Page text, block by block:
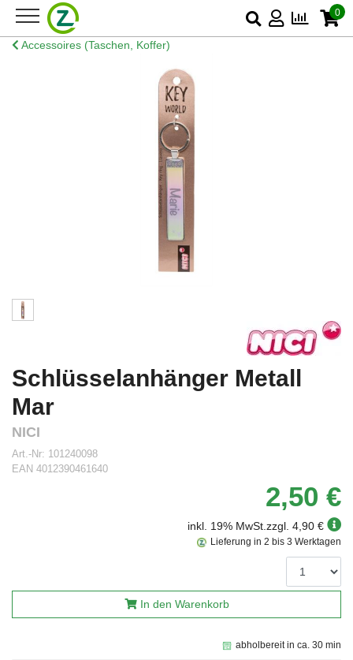
0
Accessoires (Taschen, Koffer)
Schlüsselanhänger Metall
Mar
NICI
Art.-Nr: 101240098
EAN 4012390461640
2,50 €
inkl. 19% MwSt.zzgl. 4,90 €
abholbereit in ca. 30 min
Lieferung in 2 bis 3 Werktagen
In den Warenkorb